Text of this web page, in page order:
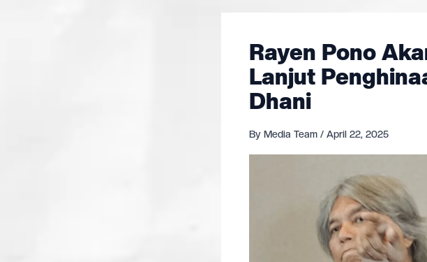
Rayen Pono
Lanjut
Dhani
By Media Team / April 22, 2025